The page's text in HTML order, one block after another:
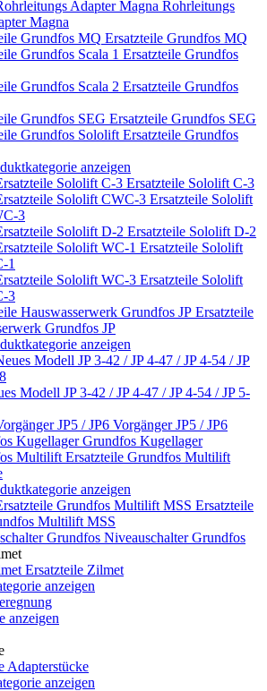
Rohrleitungs
Magna
Ersatzteile Grundfos MQ
Ersatzteile Grundfos
Ersatzteile Grundfos
Ersatzteile Grundfos SEG
Ersatzteile Grundfos
anzeigen
Ersatzteile Sololift C-3
Ersatzteile Sololift
3
Ersatzteile Sololift D-2
Ersatzteile Sololift
1
Ersatzteile Sololift
3
Ersatzteile
Grundfos JP
anzeigen
Modell JP 3-42 / JP 4-47 / JP 4-54 / JP 5-
Vorgänger JP5 / JP6
Grundfos Kugellager
Grundfos Multilift
anzeigen
Ersatzteile
Multilift MSS
Niveauschalter Grundfos
Ersatzteile Zilmet
anzeigen
anzeigen
Adapterstücke
anzeigen